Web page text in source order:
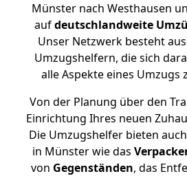
Münster nach Westhausen
aufdeutschlandweite
Unser Netzwerk besteht
Umzugshelfern, die sich
alle Aspekte eines Umzugs
Von der Planung über den
Einrichtung Ihres neuen
Die Umzugshelfer bieten
in Münster wie das
von Gegenständen, das